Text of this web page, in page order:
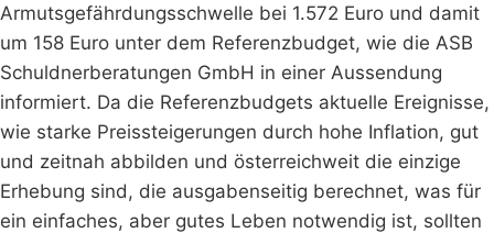
Armutsgefährdungsschwelle bei 1.572 Euro und damit
um 158 Euro unter dem Referenzbudget, wie die ASB
Schuldnerberatungen GmbH in einer Aussendung
informiert. Da die Referenzbudgets aktuelle Ereignisse,
wie starke Preissteigerungen durch hohe Inflation, gut
und zeitnah abbilden und österreichweit die einzige
Erhebung sind, die ausgabenseitig berechnet, was für
ein einfaches, aber gutes Leben notwendig ist, sollten